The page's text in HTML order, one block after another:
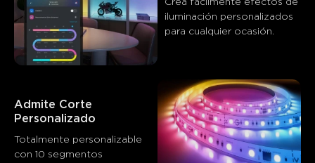
Crea fácilmente efectos de
iluminación personalizados
para cualquier ocasión.
Admite Corte
Personalizado
Totalmente personalizable
con 10 segmentos
Los clientes mencionanPositivo
Resumen：
Generado por IA a partir del texto de las reseñas de los
clientes